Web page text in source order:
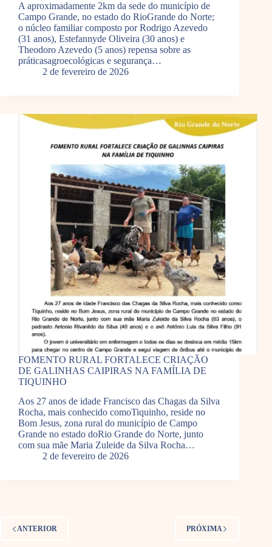
A aproximadamente 2km da sede do município de
Campo Grande, no estado do RioGrande do Norte;
o núcleo familiar composto por Rodrigo Azevedo
(31 anos), Estefannyde Oliveira (30 anos) e
Theodoro Azevedo (5 anos) repensa sobre as
práticasagroecológicas e segurança…
2 de fevereiro de 2026
FOMENTO RURAL FORTALECE CRIAÇÃO
DE GALINHAS CAIPIRAS NA FAMÍLIA DE
TIQUINHO
Aos 27 anos de idade Francisco das Chagas da Silva
Rocha, mais conhecido comoTiquinho, reside no
Bom Jesus, zona rural do município de Campo
Grande no estado doRio Grande do Norte, junto
com sua mãe Maria Zuleide da Silva Rocha…
2 de fevereiro de 2026
ANTERIOR PRÓXIMA